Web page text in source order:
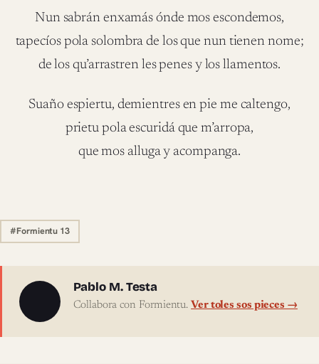
Nun sabrán enxamás ónde mos escondemos,
tapecíos pola solombra de los que nun tienen nome;
de los qu’arrastren les penes y los llamentos.
Suaño espiertu, demientres en pie me caltengo,
prietu pola escuridá que m’arropa,
que mos alluga y acompanga.
#Formientu 13
Sobre l'autor
Pablo M. Testa
Collabora con Formientu. Ver toles sos pieces →